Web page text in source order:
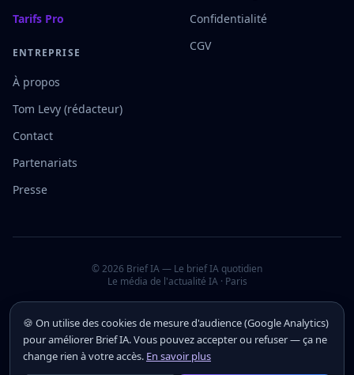
🍪 On utilise des cookies de mesure d'audience (Google Analytics)
pour améliorer Brief IA. Vous pouvez accepter ou refuser — ça ne
change rien à votre accès. En savoir plus
Tarifs Pro
ENTREPRISE
À propos
Tom Levy (rédacteur)
Contact
Partenariats
Presse
Confidentialité
CGV
©2026 Brief IA — Le brief IA quotidien
Le média de l'actualité IA · Paris